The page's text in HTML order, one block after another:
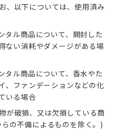
、以下については、使用済み
タル商品について、開封した
ない消耗やダメージがある場
タル商品について、香水やた
、ファンデーションなどの化
いる場合
が破損、又は欠損している商
の不備によるものを除く。)